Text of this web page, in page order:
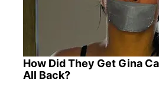
How Did They Get Gina
All Back?